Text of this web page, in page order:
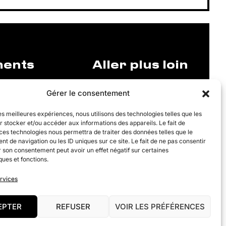
Gérer le consentement
meilleures expériences, nous utilisons des technologies telles que les
stocker et/ou accéder aux informations des appareils. Le fait de
technologies nous permettra de traiter des données telles que le
de navigation ou les ID uniques sur ce site. Le fait de ne pas consentir
son consentement peut avoir un effet négatif sur certaines
et fonctions.
REFUSER VOIR LES PRÉFÉRENCES
Aller plus loin
Justine Henin
Justine Henin Academy
Justine Henin Foundation